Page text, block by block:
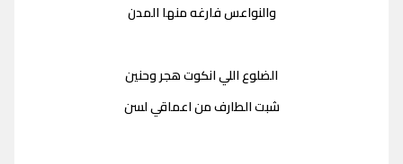
والنواعس فارغه منها المدن
الضلوع اللي انكوت هجر وحنين
شبت الطارف من اعماقي لسن